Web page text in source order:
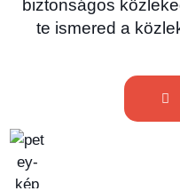
biztonságos
te ismered a